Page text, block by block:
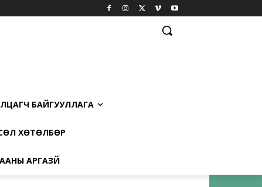
БАЙГУУЛЛАГА
ХӨТӨЛБӨР
АРГАЗҮЙ